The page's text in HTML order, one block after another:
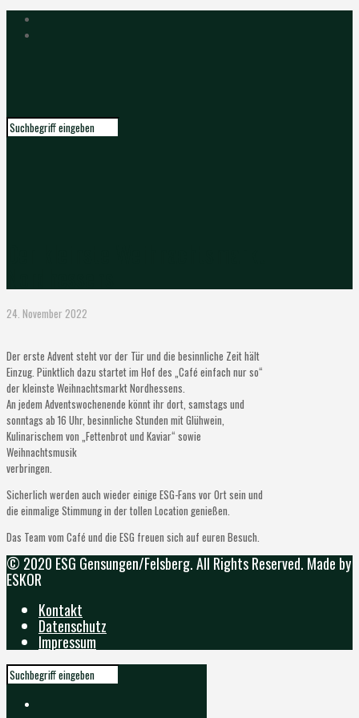
24. November 2022
Der erste Advent steht vor der Tür und die besinnliche Zeit hält
Einzug. Pünktlich dazu startet im Hof des „Café einfach nur so“
der kleinste Weihnachtsmarkt Nordhessens.
An jedem Adventswochenende könnt ihr dort, samstags und
sonntags ab 16 Uhr, besinnliche Stunden mit Glühwein,
Kulinarischem von „Fettenbrot und Kaviar“ sowie
Weihnachtsmusik
verbringen.
Sicherlich werden auch wieder einige ESG-Fans vor Ort sein und
die einmalige Stimmung in der tollen Location genießen.
Das Team vom Café und die ESG freuen sich auf euren Besuch.
© 2020 ESG Gensungen/Felsberg. All Rights Reserved. Made by
ESKOR
Kontakt
Datenschutz
Impressum